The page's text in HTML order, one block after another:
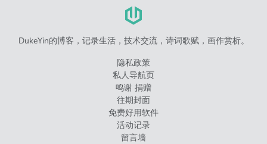
DukeYin的博客，记录生活，技术交流，诗词歌赋，画作赏析。
隐私政策
私人导航页
鸣谢 捐赠
往期封面
免费好用软件
活动记录
留言墙